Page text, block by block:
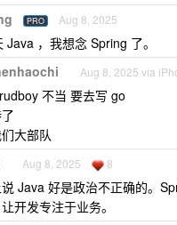
PRO Aug 8, 2025
Java ，我想念 Spring 了。
Aug 8, 2025 via
不当 要去写 go
大部队
Aug 8, 2025 8
Java 好是政治不正确的。
开发专注于业务。